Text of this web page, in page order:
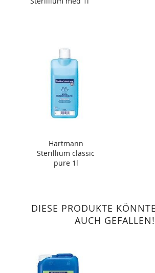
Hartmann
Sterillium classic
pure 1l
DIESE PRODUKTE
AUCH GEFALLEN!